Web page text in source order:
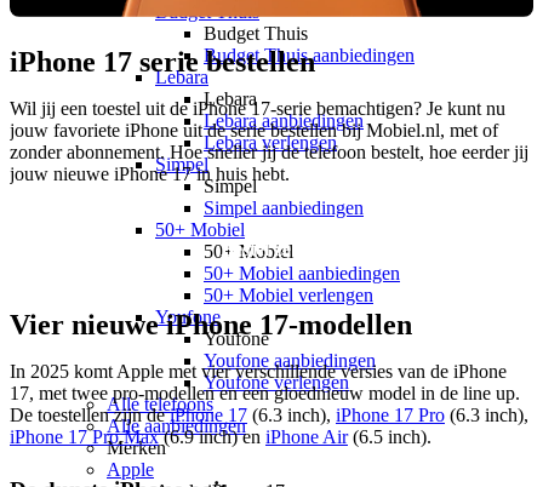
Budget Thuis
Budget Thuis
Budget Thuis aanbiedingen
Lebara
Lebara
Lebara aanbiedingen
Lebara verlengen
Simpel
Simpel
Simpel aanbiedingen
50+ Mobiel
50+ Mobiel
50+ Mobiel aanbiedingen
50+ Mobiel verlengen
Youfone
Youfone
Youfone aanbiedingen
Youfone verlengen
Alle telefoons
Alle aanbiedingen
Merken
Apple
iPhone 17 serie bestellen
Wil jij een toestel uit de iPhone 17-serie bemachtigen? Je kunt nu
jouw favoriete iPhone uit de serie bestellen bij Mobiel.nl, met of
zonder abonnement. Hoe sneller jij de telefoon bestelt, hoe eerder jij
jouw nieuwe iPhone 17 in huis hebt.
Bestel ze nu!
Vier nieuwe iPhone 17-modellen
In 2025 komt Apple met vier verschillende versies van de iPhone
17, met twee pro-modellen en een gloednieuw model in de line up.
De toestellen zijn deiPhone 17 (6.3 inch), iPhone 17 Pro (6.3 inch),
iPhone 17 Pro Max(6.9 inch) en iPhone Air(6.5 inch).